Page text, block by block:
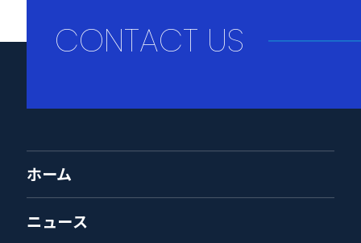
CONTACT US
ホーム
ニュース